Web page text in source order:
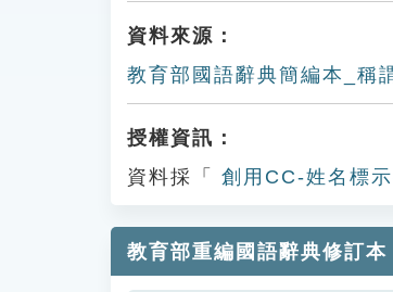
資料來源：
教育部國語辭典簡編本_稱
授權資訊：
資料採「
創用CC-姓名標
教育部重編國語辭典修訂本